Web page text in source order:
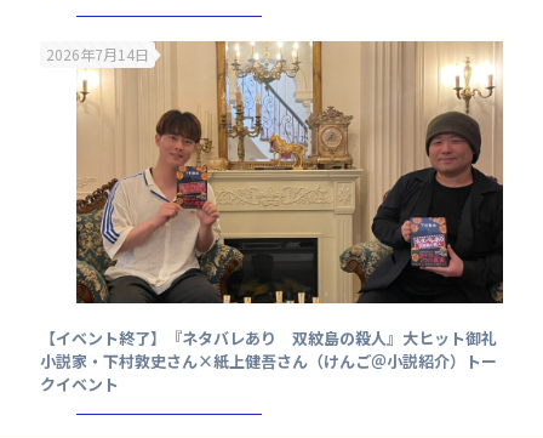
2026年7月14日
【イベント終了】『ネタバレあり 双紋島の殺人』大ヒット御礼
小説家・下村敦史さん×紙上健吾さん（けんご＠小説紹介）トー
クイベント